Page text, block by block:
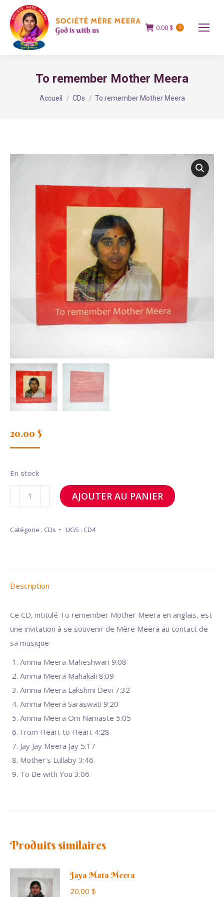
0.00 $ 0
To remember Mother Meera
Vous êtes ici :
Accueil CDs To remember Mother Meera
20.00 $
En stock
quantité
remember
AJOUTER AU PANIER
Catégorie : CDs UGS : CD4
Description
Ce CD, intitulé To remember Mother Meera en anglais, est
une invitation à se souvenir de Mère Meera au contact de
sa musique.
Amma Meera Maheshwari 9:08
Amma Meera Mahakali 8:09
Amma Meera Lakshmi Devi 7:32
Amma Meera Saraswati 9:20
Amma Meera Om Namaste 5:05
From Heart to Heart 4:28
Jay Jay Meera Jay 5:17
Mother’s Lullaby 3:46
To Be with You 3:06
Produits similaires
Jaya Mata Meera
20.00 $